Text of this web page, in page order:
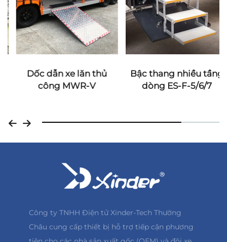
Dốc dẫn xe lăn thủ
công MWR-V
Bậc thang nhiều tầng
dòng ES-F-5/6/7
Công ty TNHH Điện tử Xinder-Tech Thường
Châu cung cấp thiết bị hỗ trợ tiếp cận phương